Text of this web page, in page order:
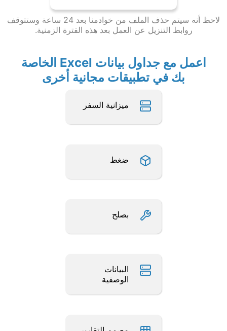
لاحظ أنه سيتم حذف الملف من خوادمنا بعد 24 ساعة وستتوقف
روابط التنزيل عن العمل بعد هذه الفترة الزمنية.
اعمل مع جداول بيانات Excel الخاصة
بك في تطبيقات مجانية أخرى
ميزانية السفر
ضغط
بصلح
البيانات
الوصفية